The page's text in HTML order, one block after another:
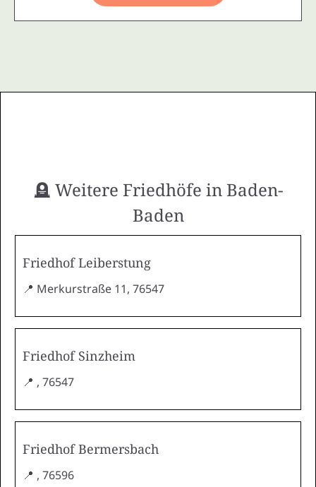
🪦 Weitere Friedhöfe in Baden-
Baden
Friedhof Leiberstung
📍 Merkurstraße 11, 76547
Friedhof Sinzheim
📍 , 76547
Friedhof Bermersbach
📍 , 76596